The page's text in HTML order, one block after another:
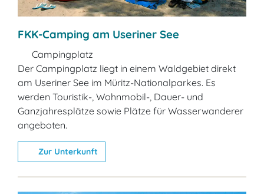
FKK-Camping am Useriner See
Campingplatz
Der Campingplatz liegt in einem Waldgebiet direkt
am Useriner See im Müritz-Nationalparkes. Es
werden Touristik-, Wohnmobil-, Dauer- und
Ganzjahresplätze sowie Plätze für Wasserwanderer
angeboten.
Zur Unterkunft